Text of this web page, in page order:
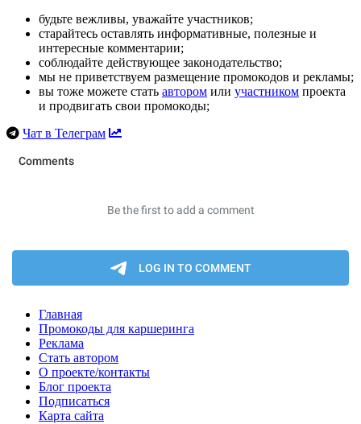
будьте вежливы, уважайте участников;
старайтесь оставлять информативные, полезные и
интересные комментарии;
соблюдайте действующее законодательство;
мы не приветствуем размещение промокодов и рекламы;
вы тоже можете стать автором или участником проекта
и продвигать свои промокоды;
Чат в Телеграм
Главная
Промокоды для каршеринга
Реклама
Стать автором
О проекте/контакты
Блог проекта
Подписаться
Карта сайта